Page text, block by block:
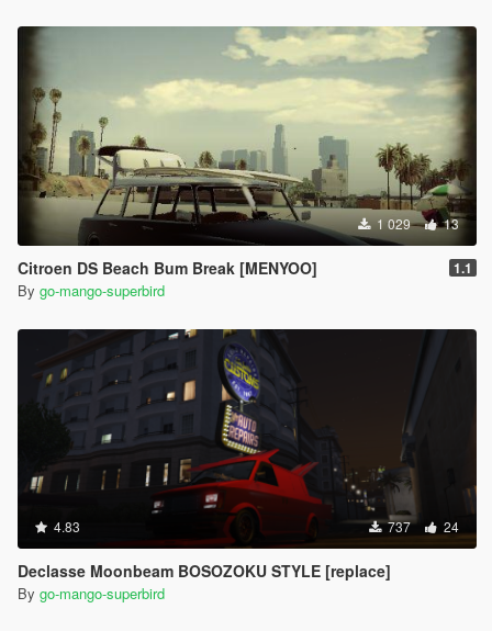
1 029 13
Citroen DS Beach Bum Break [MENYOO] 1.1
By go-mango-superbird
4.83 737 24
Declasse Moonbeam BOSOZOKU STYLE [replace]
By go-mango-superbird